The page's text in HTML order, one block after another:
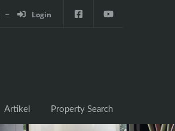
Login
Artikel Property Search